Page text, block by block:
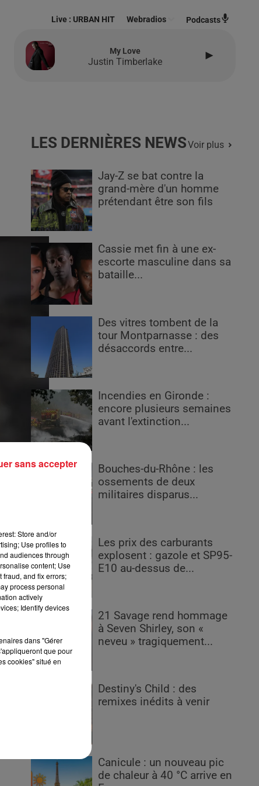
Live : URBAN HIT Webradios Podcasts
My Love
Justin Timberlake
LES DERNIÈRES NEWSVoir plus
Jay-Z se bat contre la
grand-mère d'un homme
prétendant être son fils
Cassie met fin à une ex-
escorte masculine dans sa
bataille...
Des vitres tombent de la
tour Montparnasse : des
désaccords entre...
Incendies en Gironde :
encore plusieurs semaines
avant l'extinction...
Bouches-du-Rhône : les
ossements de deux
militaires disparus...
Les prix des carburants
explosent : gazole et SP95-
E10 au-dessus de...
21 Savage rend hommage
à Seven Shirley, son «
neveu » tragiquement...
Destiny's Child : des
remixes inédits à venir
Canicule : un nouveau pic
de chaleur à 40 °C arrive en
Store and/or
Use profiles to
audiences through
content; Use
fraud, and fix errors;
process personal
actively
Identify devices
dans "Gérer
que pour
cookies" situé en
sans accepter